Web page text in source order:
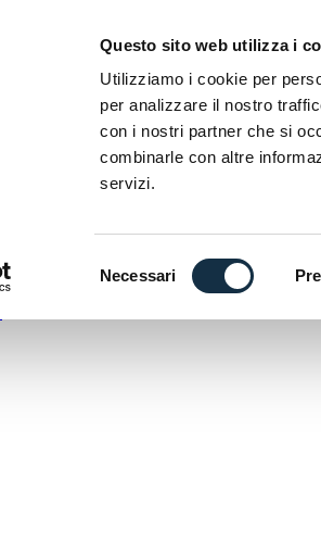
Questo sito web utilizza i
Utilizziamo i cookie per
per analizzare il nostro
con i nostri partner che si
combinarle con altre
servizi.
Necessari
delle due ruote